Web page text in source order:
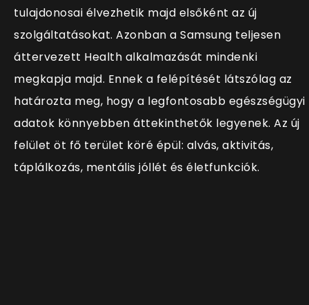
tulajdonosai élvezhetik majd elsőként az új
szolgáltatásokat. Azonban a Samsung teljesen
áttervezett Health alkalmazását mindenki
megkapja majd. Ennek a felépítését látszólag az
határozta meg, hogy a legfontosabb egészségügyi
adatok könnyebben áttekinthetők legyenek. Az új
felület öt fő terület köré épül: alvás, aktivitás,
táplálkozás, mentális jóllét és életfunkciók.